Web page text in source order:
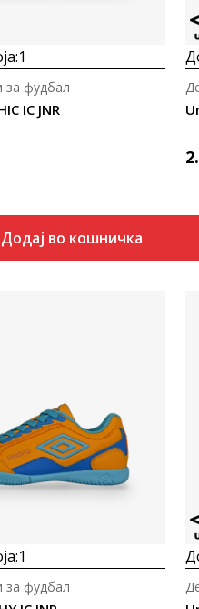
1
IC JNR
за фудбал
Додај во кошничка
Uporedi
1
за фудбал